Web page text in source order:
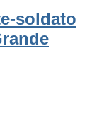
soldato